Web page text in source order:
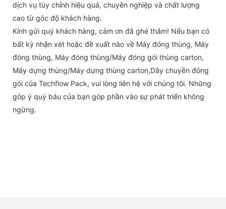
dịch vụ tùy chỉnh hiệu quả, chuyên nghiệp và chất lượng
cao từ góc độ khách hàng.
Kính gửi quý khách hàng, cảm ơn đã ghé thăm! Nếu bạn có
bất kỳ nhận xét hoặc đề xuất nào về Máy đóng thùng, Máy
đóng thùng, Máy đóng thùng/Máy đóng gói thùng carton,
Máy dựng thùng/Máy dựng thùng carton,Dây chuyền đóng
gói của Techflow Pack, vui lòng liên hệ với chúng tôi. Những
góp ý quý báu của bạn góp phần vào sự phát triển không
ngừng.